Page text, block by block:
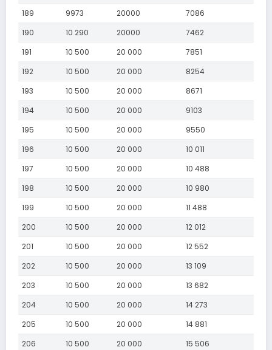
189
9973 20000
7086
190
10 290 20000
7462
191
10 500 20 000
7851
192
10 500 20 000
8254
193
10 500 20 000
8671
194
10 500 20 000
9103
195
10 500 20 000
9550
196
10 500 20 000
10 011
197
10 500 20 000
10 488
198
10 500 20 000
10 980
199
10 500 20 000
11 488
200
10 500 20 000
12 012
201
10 500 20 000
12 552
202
10 500 20 000
13 109
203
10 500 20 000
13 682
204
10 500 20 000
14 273
205
10 500 20 000
14 881
206
10 500 20 000
15 506